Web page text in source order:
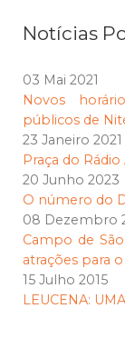
Notícias
03 Mai 2021
Novos
públicos de
23 Janeiro 2021
Praça do
20 Junho 2023
O número do
08 Dezembro
Campo de
atrações para o
15 Julho 2015
LEUCENA: